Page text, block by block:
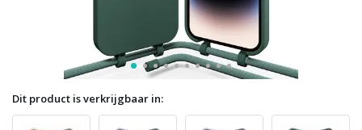
Dit product is verkrijgbaar in: